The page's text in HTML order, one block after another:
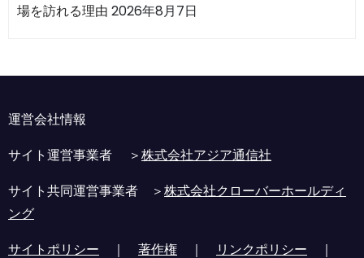
場を訪れる理由 2026年8月7日
運営会社情報
サイト運営事業者 ＞株式会社アジア通信社
サイト共同運営事業者 ＞株式会社クローバーホールディ
ング
サイトポリシー ｜ 著作権 ｜ リンクポリシー ｜